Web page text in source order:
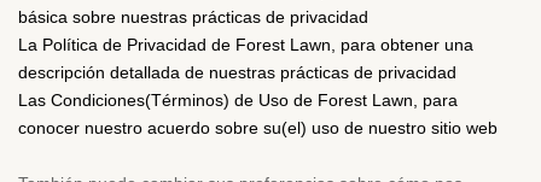
básica sobre nuestras prácticas de privacidad
La Política de Privacidad de Forest Lawn, para obtener una
descripción detallada de nuestras prácticas de privacidad
Las Condiciones(Términos) de Uso de Forest Lawn, para
conocer nuestro acuerdo sobre su(el) uso de nuestro sitio web